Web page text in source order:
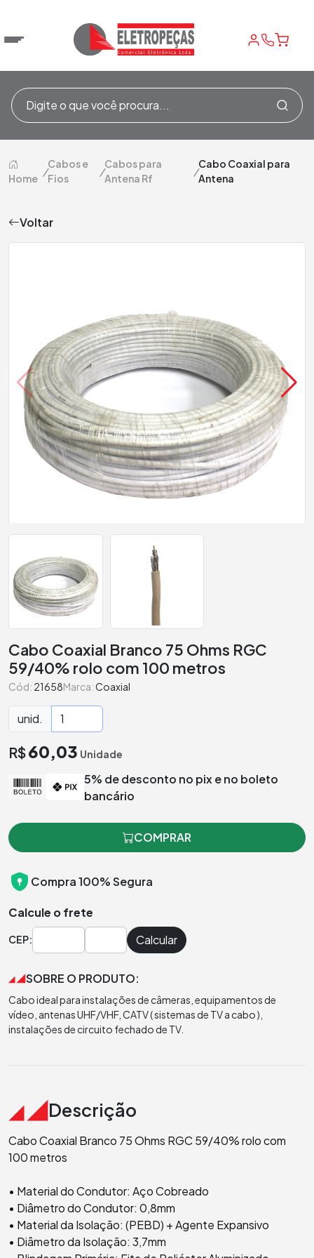
Home
/
Cabos e
Fios
/
Cabos para
Antena Rf
/
Cabo Coaxial para
Antena
Voltar
Cabo Coaxial Branco 75 Ohms RGC
59/40% rolo com 100 metros
Cód: 21658Marca:Coaxial
unid.
R$60,03 Unidade
5% de desconto no pix e no boleto
bancário
COMPRAR
Compra 100% Segura
Calcule o frete
CEP: Calcular
SOBRE O PRODUTO:
Cabo ideal para instalações de câmeras, equipamentos de
vídeo, antenas UHF/VHF, CATV ( sistemas de TV a cabo ),
instalações de circuito fechado de TV.
Descrição
Cabo Coaxial Branco 75 Ohms RGC 59/40% rolo com
100 metros
• Material do Condutor: Aço Cobreado
• Diâmetro do Condutor: 0,8mm
• Material da Isolação: (PEBD) + Agente Expansivo
• Diâmetro da Isolação: 3,7mm